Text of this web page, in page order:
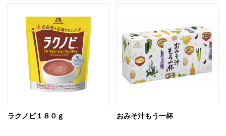
ラクノビ１８０ｇ おみそ汁もう一杯